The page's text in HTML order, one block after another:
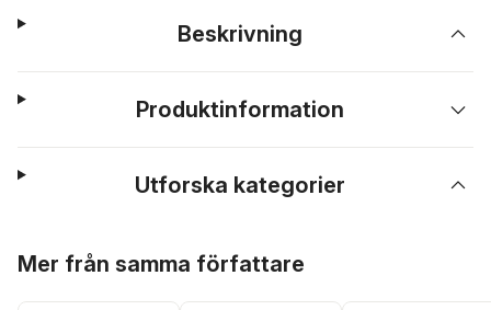
Beskrivning
Produktinformation
Utforska kategorier
Mer från samma författare